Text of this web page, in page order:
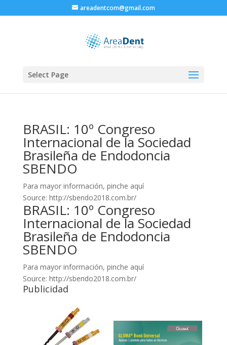
areadentcom@gmail.com
Select Page
BRASIL: 10º Congreso
Internacional de la Sociedad
Brasileña de Endodoncia
SBENDO
Para mayor información, pinche aquí
Source: http://sbendo2018.com.br/
BRASIL: 10º Congreso
Internacional de la Sociedad
Brasileña de Endodoncia
SBENDO
Para mayor información, pinche aquí
Source: http://sbendo2018.com.br/
Publicidad